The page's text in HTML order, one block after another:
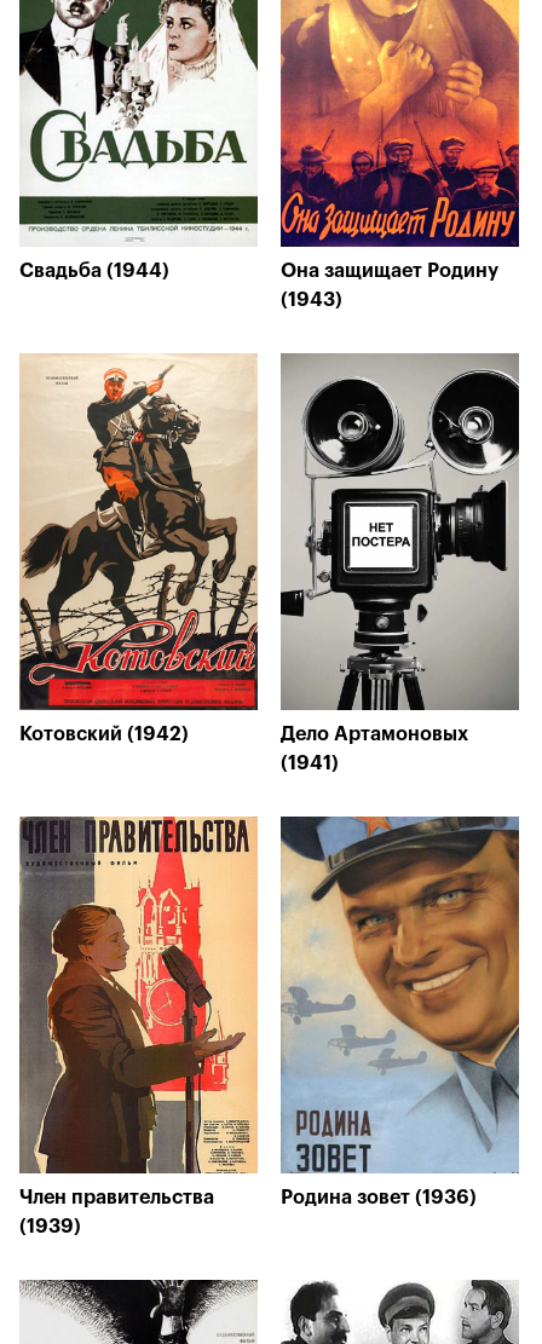
Свадьба (1944)
Она защищает Родину
(1943)
Котовский (1942)
Дело Артамоновых
(1941)
Член правительства
(1939)
Родина зовет (1936)